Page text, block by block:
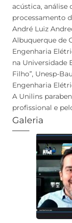
acústica, análise
processamento
André Luiz
Albuquerque de
Engenharia
na Universidade
Filho”, Unesp-
Engenharia
A Unilins
profissional e
Galeria